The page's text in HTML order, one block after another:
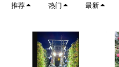
推荐 热门 最新